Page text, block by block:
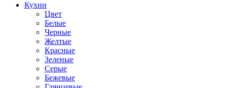
Кухни
Цвет
Белые
Черные
Желтые
Красные
Зеленые
Серые
Бежевые